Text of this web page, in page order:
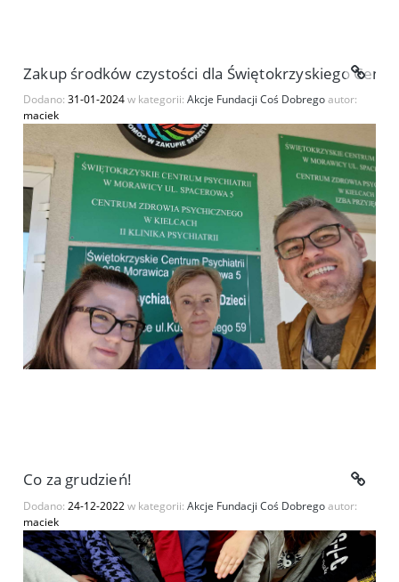
Zakup środków czystości dla Świętokrzyskiego
Dodano: 31-01-2024w kategorii: Akcje Fundacji Coś Dobregoautor:
maciek
Co za grudzień!
Dodano: 24-12-2022w kategorii: Akcje Fundacji Coś Dobregoautor:
maciek